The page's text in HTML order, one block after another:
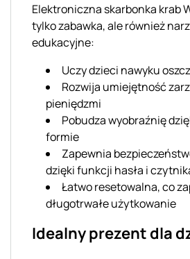
Elektroniczna skarbonka krab
tylko zabawka, ale również
edukacyjne:
Uczy dzieci nawyku
Rozwija umiejętność
pieniędzmi
Pobudza wyobraźnię
formie
Zapewnia
dzięki funkcji hasła i
Łatwo resetowalna, co
długotrwałe użytkowanie
Idealny prezent dla